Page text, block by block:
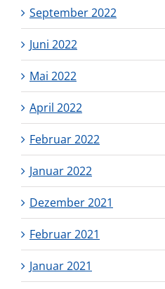
September 2022
Juni 2022
Mai 2022
April 2022
Februar 2022
Januar 2022
Dezember 2021
Februar 2021
Januar 2021